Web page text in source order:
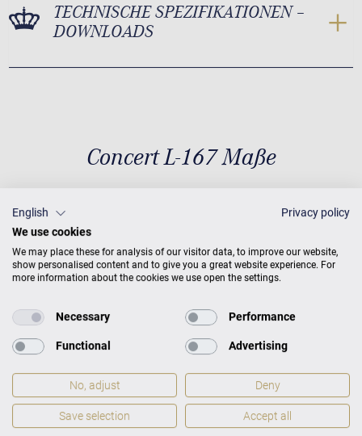
TECHNISCHE SPEZIFIKATIONEN –
DOWNLOADS
Concert L-167 Maße
Maße
317 kg
English
Privacy policy
We use cookies
We may place these for analysis of our visitor data, to improve our website,
show personalised content and to give you a great website experience. For
more information about the cookies we use open the settings.
Necessary Performance
Functional Advertising
No, adjust Deny
Save selection Accept all